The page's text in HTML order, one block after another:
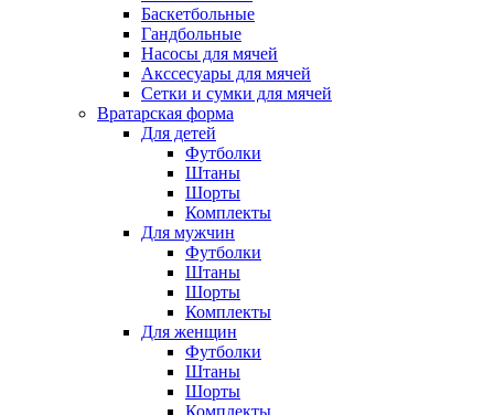
Баскетбольные
Гандбольные
Насосы для мячей
Акссесуары для мячей
Сетки и сумки для мячей
Вратарская форма
Для детей
Футболки
Штаны
Шорты
Комплекты
Для мужчин
Футболки
Штаны
Шорты
Комплекты
Для женщин
Футболки
Штаны
Шорты
Комплекты